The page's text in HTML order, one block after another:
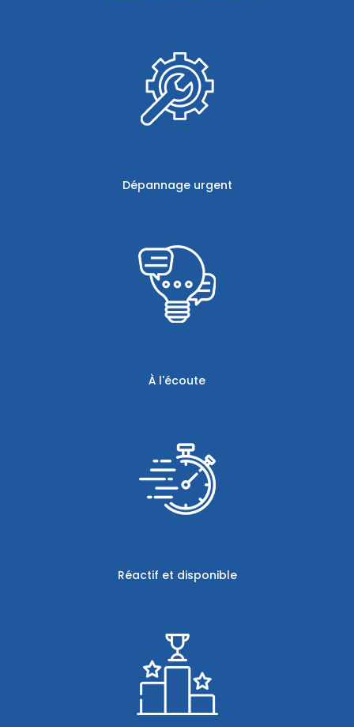
Dépannage urgent
À l'écoute
Réactif et disponible